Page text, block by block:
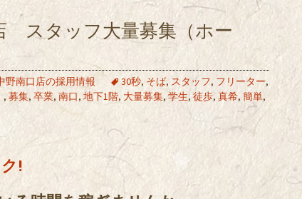
スタッフ大量募集（ホー
野南口店の採用情報 30秒, そば, スタッフ, フリーター,
, 募集, 卒業, 南口, 地下1階, 大量募集, 学生, 徒歩, 真希, 簡単,
!